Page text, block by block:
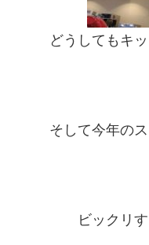
どうしてもキ
そして今年の
ビックリ